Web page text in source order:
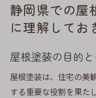
地元の専門
信頼できる屋根塗
業者選びで確
地域密着の
口コミや評
静岡県での屋
に理解してお
屋根塗装の目的
屋根塗装は、住宅の美
する重要な役割を果た